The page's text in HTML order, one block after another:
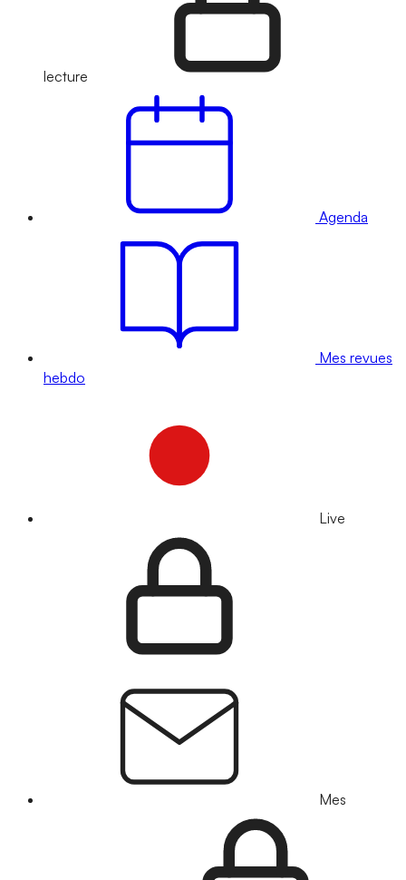
lecture
Agenda
Mes revues
hebdo
Live
Mes